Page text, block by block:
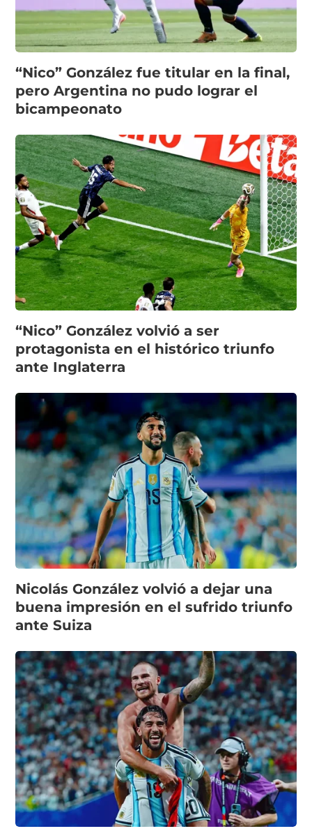
“Nico” González fue titular en la final,
pero Argentina no pudo lograr el
bicampeonato
“Nico” González volvió a ser
protagonista en el histórico triunfo
ante Inglaterra
Nicolás González volvió a dejar una
buena impresión en el sufrido triunfo
ante Suiza